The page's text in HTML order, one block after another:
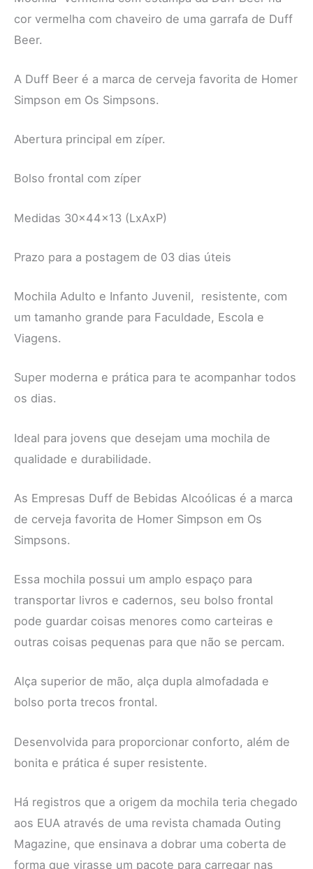
cor vermelha com chaveiro de uma garrafa de Duff
Beer.
A Duff Beer é a marca de cerveja favorita de Homer
Simpson em Os Simpsons.
Abertura principal em zíper.
Bolso frontal com zíper
Medidas 30x44x13 (LxAxP)
Prazo para a postagem de 03 dias úteis
Mochila Adulto e Infanto Juvenil, resistente, com
um tamanho grande para Faculdade, Escola e
Viagens.
Super moderna e prática para te acompanhar todos
os dias.
Ideal para jovens que desejam uma mochila de
qualidade e durabilidade.
As Empresas Duff de Bebidas Alcoólicas é a marca
de cerveja favorita de Homer Simpson em Os
Simpsons.
Essa mochila possui um amplo espaço para
transportar livros e cadernos, seu bolso frontal
pode guardar coisas menores como carteiras e
outras coisas pequenas para que não se percam.
Alça superior de mão, alça dupla almofadada e
bolso porta trecos frontal.
Desenvolvida para proporcionar conforto, além de
bonita e prática é super resistente.
Há registros que a origem da mochila teria chegado
aos EUA através de uma revista chamada Outing
Magazine, que ensinava a dobrar uma coberta de
forma que virasse um pacote para carregar nas